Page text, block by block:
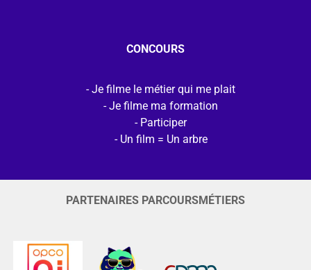
CONCOURS
Je filme le métier qui me plait
Je filme ma formation
Participer
Un film = Un arbre
PARTENAIRES PARCOURSMÉTIERS